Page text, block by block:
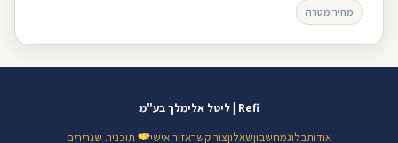
מחיר מטרה
Refi | ליטל אלימלך בע"מ
אודותבלוגמחשבוןשאלוןצור קשראזור אישי תוכנית שגרירים